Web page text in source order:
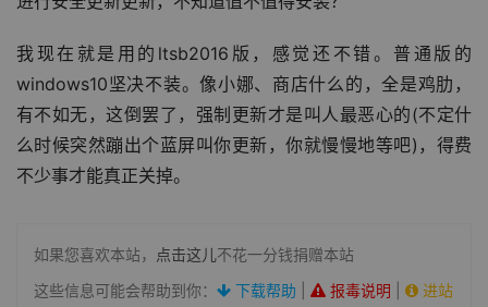
我现在就是用的ltsb2016版，感觉还不错。普通版的
windows10坚决不装。像小娜、商店什么的，全是鸡肋，
有不如无，这倒罢了，强制更新才是叫人最恶心的(不定什
么时候突然蹦出个蓝屏叫你更新，你就慢慢地等吧)，得费
不少事才能真正关掉。
如果您喜欢本站， 点击这儿不花一分钱捐赠本站
这些信息可能会帮助到你：
下载帮助 报毒说明
进站